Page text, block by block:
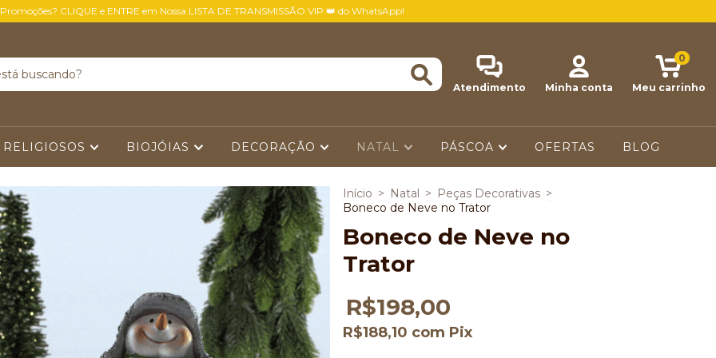
CLIQUE e ENTRE em Nossa LISTA DE TRANSMISSÃO VIP 👑 do WhatsApp!
Atendimento Minha conta Meu carrinho
0
BIOJÓIAS DECORAÇÃO NATAL PÁSCOA OFERTAS BLOG
Início > Natal > Peças Decorativas >
Boneco de Neve no Trator
Boneco de Neve no
Trator
R$198,00
R$188,10 com Pix